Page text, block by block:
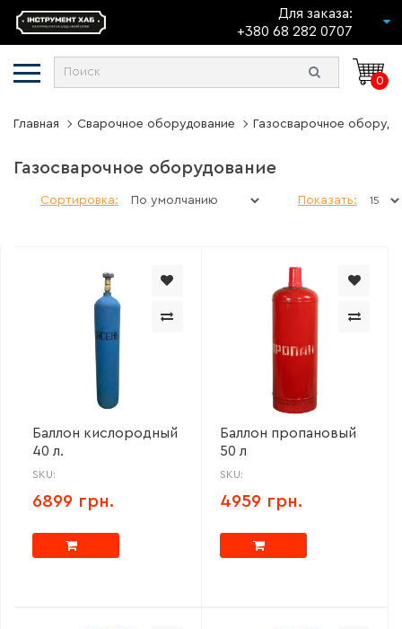
Для заказа:
+380 68 282 0707
0
Главная Сварочное оборудование Газосварочное
Газосварочное оборудование
Сортировка: Показать:
Баллон кислородный
40 л.
SKU:
6899 грн.
Баллон пропановый
50 л
SKU:
4959 грн.